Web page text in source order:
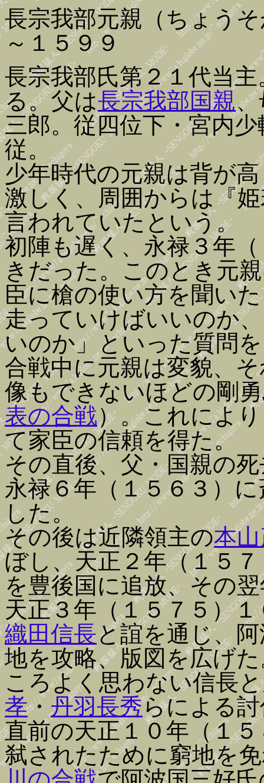
長宗我部元親（ちょう
～１５９９
長宗我部氏第２１代当
る。父は長宗我部国親、
三郎。従四位下・宮内
従。
少年時代の元親は背が
激しく、周囲からは『
言われていたという。
初陣も遅く、永禄３年
きだった。このとき元
臣に槍の使い方を聞い
走っていけばいいのか
いのか」といった質問
合戦中に元親は変貌、
像もできないほどの剛
表の合戦）。これによ
て家臣の信頼を得た。
その直後、父・国親の
永禄６年（１５６３）
した。
その後は近隣領主の本
ぼし、天正２年（１５
を豊後国に追放、その
天正３年（１５７５）
織田信長と誼を通じ、
地を攻略、版図を広げ
ころよく思わない信長
孝・丹羽長秀らによる
直前の天正１０年（１
弑されたために窮地を